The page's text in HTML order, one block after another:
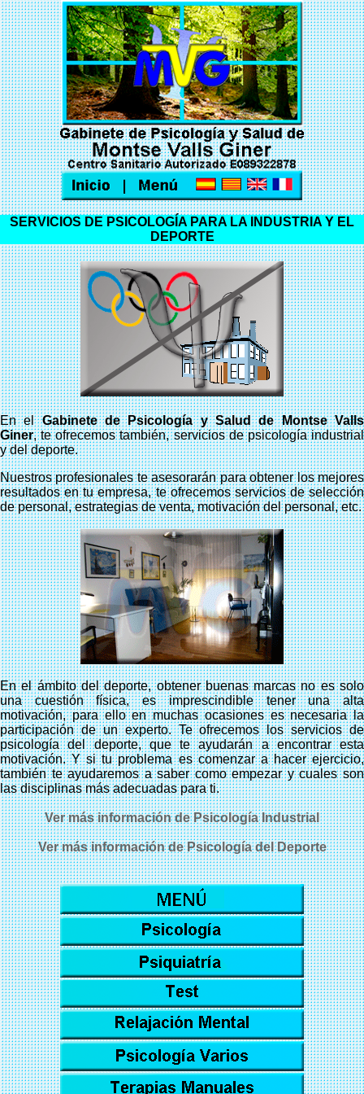
SERVICIOS DE PSICOLOGÍA PARA LA INDUSTRIA Y EL
DEPORTE
En elGabinete de Psicología y Salud de Montse Valls
Giner, te ofrecemos también, servicios de psicología industrial
y del deporte.
Nuestros profesionales te asesorarán para obtener los mejores
resultados en tu empresa, te ofrecemos servicios de selección
de personal, estrategias de venta, motivación del personal, etc.
En el ámbito del deporte, obtener buenas marcas no es solo
una cuestión física, es imprescindible tener una alta
motivación, para ello en muchas ocasiones es necesaria la
participación de un experto. Te ofrecemos los servicios de
psicología del deporte, que te ayudarán a encontrar esta
motivación. Y si tu problema es comenzar a hacer ejercicio,
también te ayudaremos a saber como empezar y cuales son
las disciplinas más adecuadas para ti.
Ver más información de Psicología Industrial
Ver más información de Psicología del Deporte